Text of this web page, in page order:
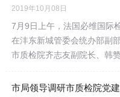
2019年10月08日
7月9日上午，法国必维国际
在沣东新城管委会统办部副
市质检院齐志友副院长、韩
市局领导调研市质检院党